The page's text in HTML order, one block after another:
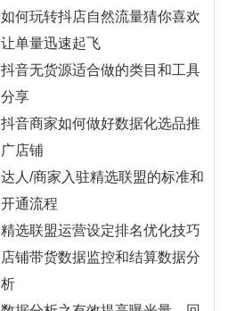
如何玩转抖店自然流量猜你喜欢
让单量迅速起飞
抖音无货源适合做的类目和工具
分享
抖音商家如何做好数据化选品推
广店铺
达人/商家入驻精选联盟的标准和
开通流程
精选联盟运营设定排名优化技巧
店铺带货数据监控和结算数据分
析